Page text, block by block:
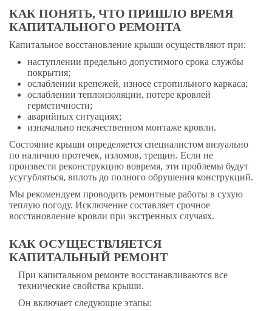
КАК ПОНЯТЬ, ЧТО ПРИШЛО ВРЕМЯ
КАПИТАЛЬНОГО РЕМОНТА
Капитальное восстановление крыши осуществляют при:
наступлении предельно допустимого срока службы
покрытия;
ослаблении крепежей, износе стропильного каркаса;
ослаблении теплоизоляции, потере кровлей
герметичности;
аварийных ситуациях;
изначально некачественном монтаже кровли.
Состояние крыши определяется специалистом визуально
по наличию протечек, изломов, трещин. Если не
произвести реконструкцию вовремя, эти проблемы будут
усугубляться, вплоть до полного обрушения конструкций.
Мы рекомендуем проводить ремонтные работы в сухую
теплую погоду. Исключение составляет срочное
восстановление кровли при экстренных случаях.
КАК ОСУЩЕСТВЛЯЕТСЯ
КАПИТАЛЬНЫЙ РЕМОНТ
При капитальном ремонте восстанавливаются все
технические свойства крыши.
Он включает следующие этапы: